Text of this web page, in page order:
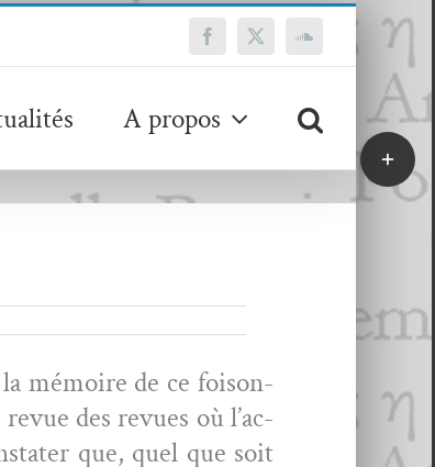
Facebook
X SoundCloud
A propos
mémoire de ce foi­son­
des revues où l’ac­
que, quel que soit
Bascule
de
la
barre